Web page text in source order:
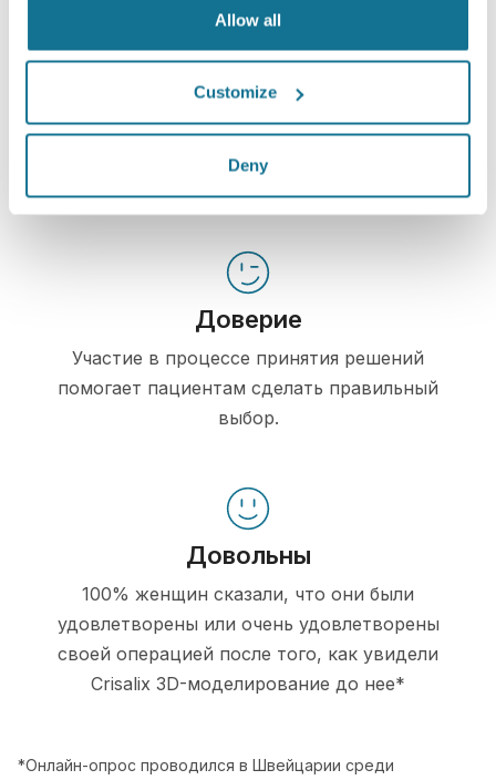
Allow all
Customize
Deny
Информирование
Crisalix позволяет наглядно
продемонстрировать пациентам возможные
изначальную анатомию тела.
Доверие
Участие в процессе принятия решений
помогает пациентам сделать правильный
выбор.
Довольны
100% женщин сказали, что они были
удовлетворены или очень удовлетворены
своей операцией после того, как увидели
Crisalix 3D-моделирование до нее*
*Онлайн-опрос проводился в Швейцарии среди